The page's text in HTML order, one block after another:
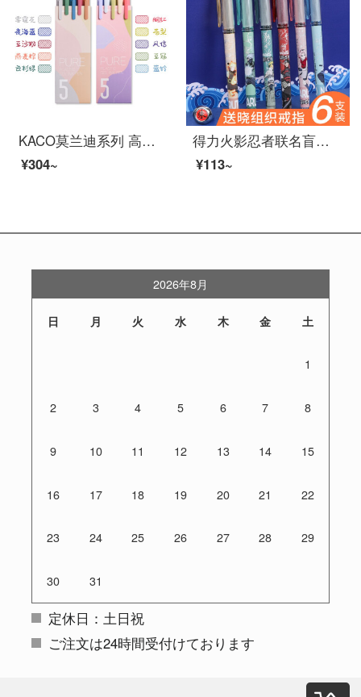
KACO莫兰迪系列 高级灰彩色标记笔书源学生简约用按动欧式彩芯多色套装中性笔 莫兰迪系列两盒装
¥304~
得力火影忍者联名盲盒中性笔全针管黑色水笔签字笔0.5mm学生办公高颜值ins速干 【火影忍者】盲盒笔4支装
¥113~
2026年8月
日 月 火 水 木 金 土
1
2 3 4 5 6 7 8
9 10 11 12 13 14 15
16 17 18 19 20 21 22
23 24 25 26 27 28 29
30 31
定休日：土日祝
ご注文は24時間受付けております